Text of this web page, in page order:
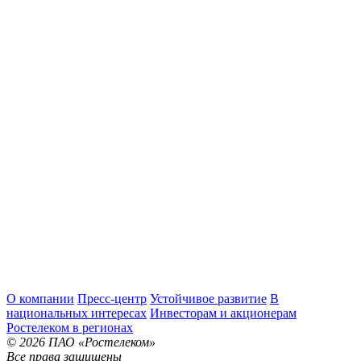
О компании Пресс-центр Устойчивое развитие В
национальных интересах Инвесторам и акционерам
Ростелеком в регионах
© 2026 ПАО «Ростелеком»
Все права защищены